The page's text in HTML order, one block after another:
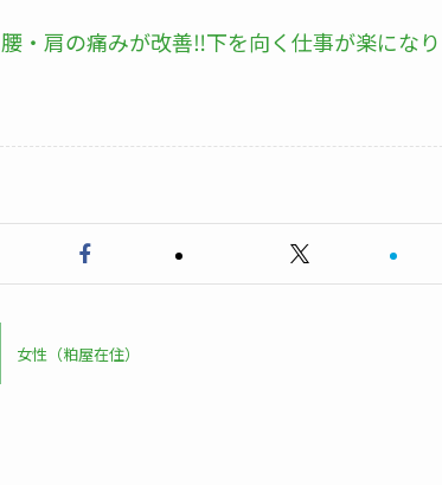
腰・肩の痛みが改善‼下を向く仕事が楽にな
女性（粕屋在住）